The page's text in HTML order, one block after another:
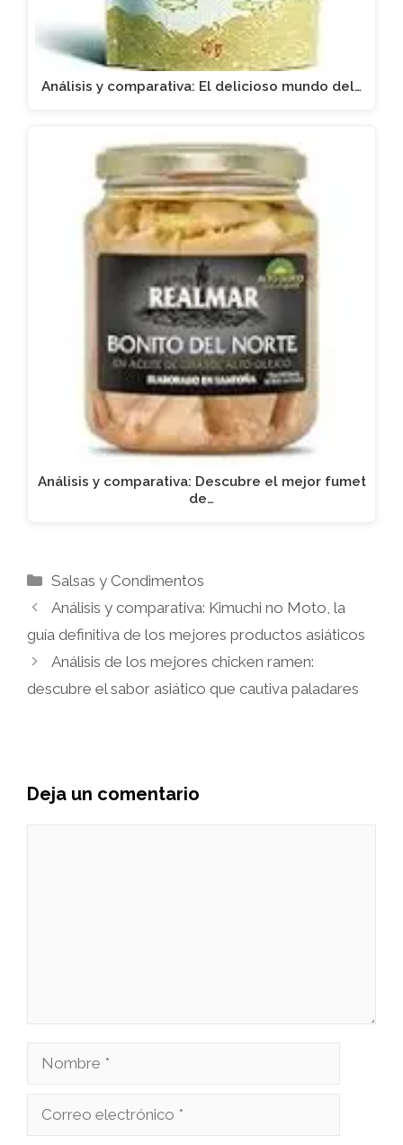
Análisis y comparativa: El delicioso mundo del…
Análisis y comparativa: Descubre el mejor fumet
de…
Categorías
Salsas y Condimentos
Análisis y comparativa: Kimuchi no Moto, la
guía definitiva de los mejores productos asiáticos
Análisis de los mejores chicken ramen:
descubre el sabor asiático que cautiva paladares
Deja un comentario
Nombre
Correo